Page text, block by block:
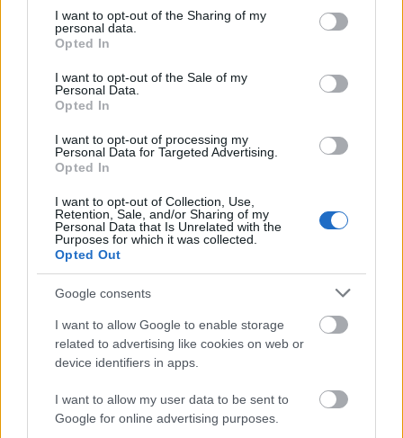
not limited to your visit or usage behaviour. You may click to
grant or deny consent to Google and its third-party tags to
use your data for below specified purposes in below Google
consent section.
I want to opt-out of the Sharing of my
personal data.
Opted In
I want to opt-out of the Sale of my
Personal Data.
Opted In
I want to opt-out of processing my
Personal Data for Targeted Advertising.
Opted In
I want to opt-out of Collection, Use,
Retention, Sale, and/or Sharing of my
Personal Data that Is Unrelated with the
Purposes for which it was collected.
Opted Out
Google consents
I want to allow Google to enable storage
related to advertising like cookies on web or
device identifiers in apps.
I want to allow my user data to be sent to
Google for online advertising purposes.
Τράπεζες: Στα 55,5 εκατ. ευρώ ο λογαριασμός
από τα δάνεια του ν. Κατσέλη
γραμμές» για το περιβάλλον και τι αλλάζει σε
ξενοδοχεία, νησιά και επενδύσεις
Τα ανοιχτά μέτωπα για την ενίσχυση της
ελληνικής βιομηχανίας
BEST OFINTERNET